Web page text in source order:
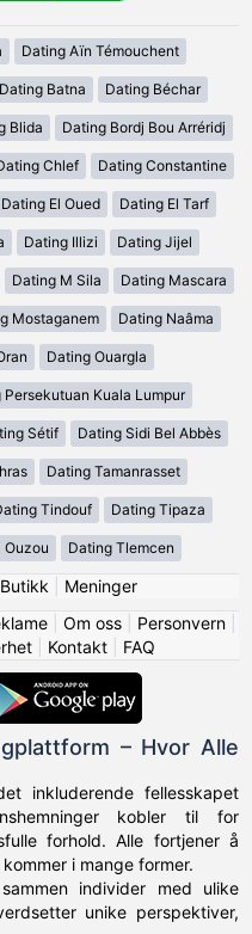
Dating Aïn Témouchent
Dating Batna Dating Béchar
Blida Dating Bordj Bou Arréridj
Chlef Dating Constantine
Dating El Oued Dating El Tarf
Dating Illizi Dating Jijel
Dating M Sila Dating Mascara
Mostaganem Dating Naâma
Dating Ouargla
Persekutuan Kuala Lumpur
Sétif Dating Sidi Bel Abbès
Dating Tamanrasset
Tindouf Dating Tipaza
Ouzou Dating Tlemcen
Butikk
Meninger
| Om oss| Personvern|
Kontakt FAQ
– Hvor Alle
inkluderende fellesskapet
kobler til for
forhold. Alle fortjener å
i mange former.
individer med ulike
unike perspektiver,